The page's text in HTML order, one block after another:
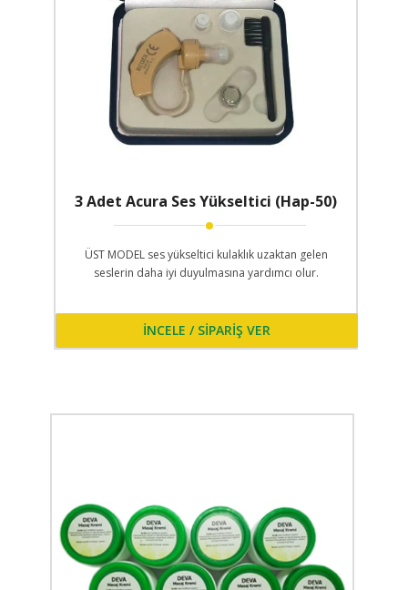
3 Adet Acura Ses Yükseltici (Hap-50)
ÜST MODEL ses yükseltici kulaklık uzaktan gelen
seslerin daha iyi duyulmasına yardımcı olur.
İNCELE / SİPARİŞ VER